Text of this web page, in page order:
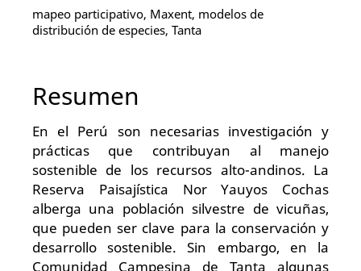
mapeo participativo, Maxent, modelos de
distribución de especies, Tanta
Resumen
En el Perú son necesarias investigación y
prácticas que contribuyan al manejo
sostenible de los recursos alto-andinos. La
Reserva Paisajística Nor Yauyos Cochas
alberga una población silvestre de vicuñas,
que pueden ser clave para la conservación y
desarrollo sostenible. Sin embargo, en la
Comunidad Campesina de Tanta algunas